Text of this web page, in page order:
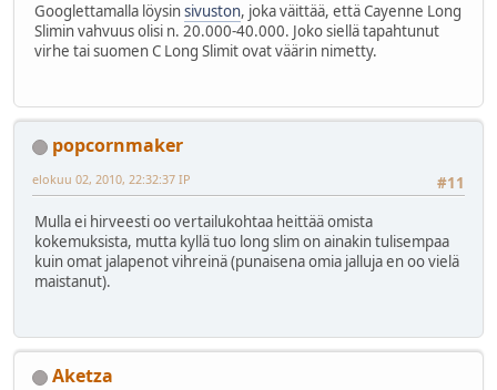
Googlettamalla löysinsivuston, joka väittää, että Cayenne Long
Slimin vahvuus olisi n. 20.000-40.000. Joko siellä tapahtunut
virhe tai suomen C Long Slimit ovat väärin nimetty.
popcornmaker
#11
elokuu 02, 2010, 22:32:37 IP
Mulla ei hirveesti oo vertailukohtaa heittää omista
kokemuksista, mutta kyllä tuo long slim on ainakin tulisempaa
kuin omat jalapenot vihreinä (punaisena omia jalluja en oo vielä
maistanut).
Aketza